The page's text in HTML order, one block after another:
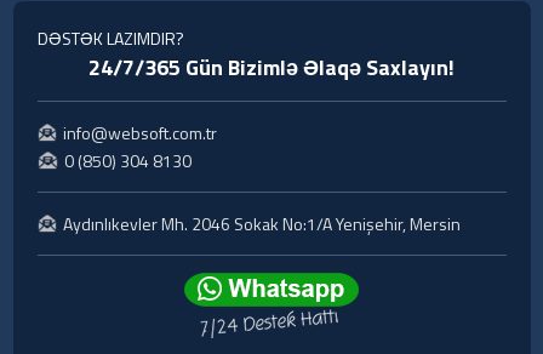
DƏSTƏK LAZIMDIR?
24/7/365 Gün Bizimlə Əlaqə Saxlayın!
info@websoft.com.tr
0 (850) 304 8130
Aydınlıkevler Mh. 2046 Sokak No:1/A Yenişehir, Mersin